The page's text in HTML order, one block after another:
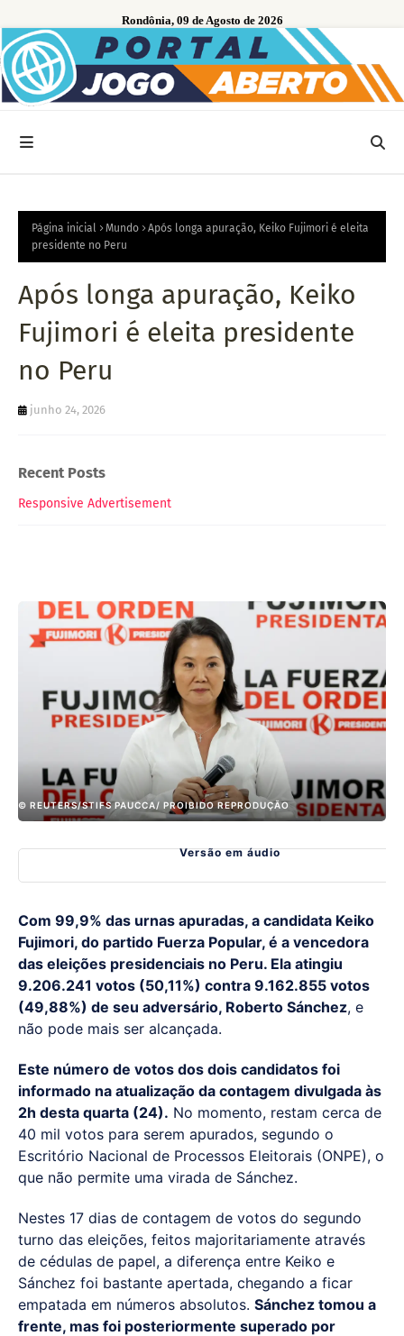
Rondônia, 09 de Agosto de 2026
Página inicial Mundo
Após longa apuração, Keiko Fujimori é eleita
presidente no Peru
Após longa apuração, Keiko
Fujimori é eleita presidente
no Peru
junho 24, 2026
Recent Posts
Responsive Advertisement
© REUTERS/STIFS PAUCCA/ PROIBIDO REPRODUÇÃO
Versão em áudio
Com 99,9% das urnas apuradas, a candidata Keiko
Fujimori, do partido Fuerza Popular, é a vencedora
das eleições presidenciais no Peru. Ela atingiu
9.206.241 votos (50,11%) contra 9.162.855 votos
(49,88%) de seu adversário, Roberto Sánchez, e
não pode mais ser alcançada.
Este número de votos dos dois candidatos foi
informado na atualização da contagem divulgada às
2h desta quarta (24). No momento, restam cerca de
40 mil votos para serem apurados, segundo o
Escritório Nacional de Processos Eleitorais (ONPE), o
que não permite uma virada de Sánchez.
Nestes 17 dias de contagem de votos do segundo
turno das eleições, feitos majoritariamente através
de cédulas de papel, a diferença entre Keiko e
Sánchez foi bastante apertada, chegando a ficar
empatada em números absolutos. Sánchez tomou a
frente, mas foi posteriormente superado por